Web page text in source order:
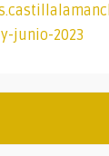
junio-2023